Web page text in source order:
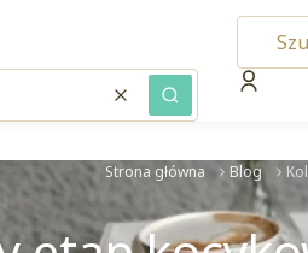
WyczyśćSzukaj
Zaloguj
Strona główna Blog